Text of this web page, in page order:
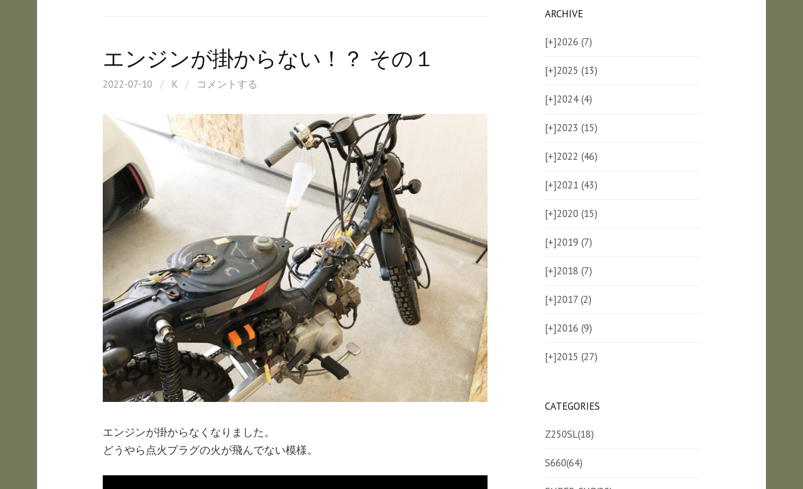
エンジンが掛からない！？ その１
2022-07-10 / K / コメントする
エンジンが掛からなくなりました。
どうやら点火プラグの火が飛んでない模様。
ARCHIVE
[+]2026 (7)
[+]2025 (13)
[+]2024 (4)
[+]2023 (15)
[+]2022 (46)
[+]2021 (43)
[+]2020 (15)
[+]2019 (7)
[+]2018 (7)
[+]2017 (2)
[+]2016 (9)
[+]2015 (27)
CATEGORIES
Z250SL(18)
S660(64)